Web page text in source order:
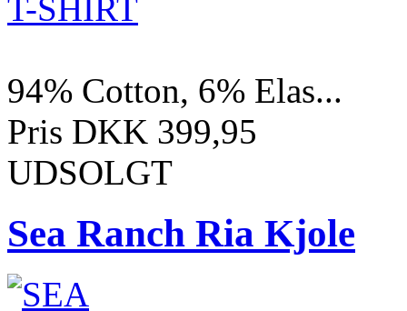
94% Cotton, 6% Elas...
Pris DKK 399,95
UDSOLGT
Sea Ranch Ria Kjole